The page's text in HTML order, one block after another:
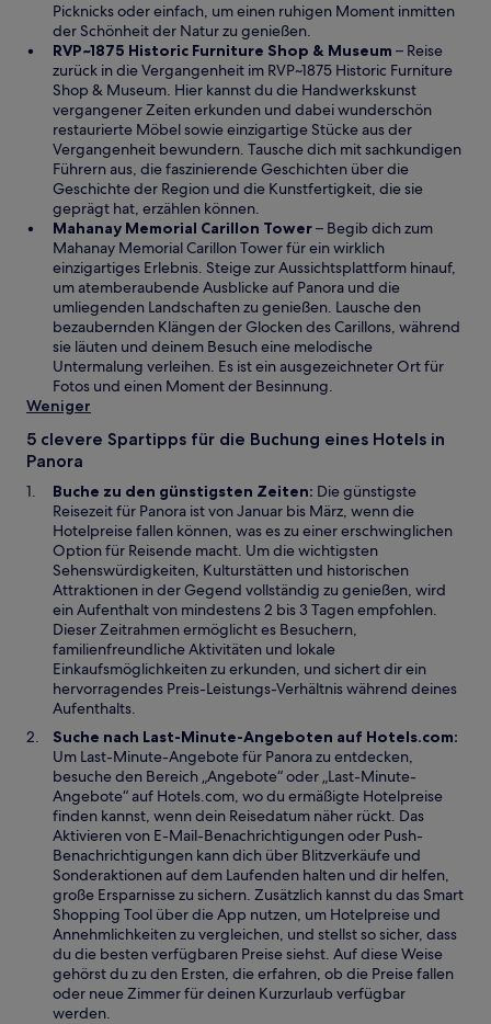
t
n
e
m
n
e
u
e
n
F
e
n
s
t
e
r
g
e
ö
f
e
Picknicks oder einfach, um einen ruhigen Moment inmitten
der Schönheit der Natur zu genießen.
RVP~1875 Historic Furniture Shop & Museum W
i
r
d
i
n
e
i
e
n
e
u
e
F
t
g
e
ö
f
n
e
– Reise
zurück in die Vergangenheit im RVP~1875 Historic Furniture
Shop & Museum. Hier kannst du die Handwerkskunst
vergangener Zeiten erkunden und dabei wunderschön
restaurierte Möbel sowie einzigartige Stücke aus der
Vergangenheit bewundern. Tausche dich mit sachkundigen
Führern aus, die faszinierende Geschichten über die
Geschichte der Region und die Kunstfertigkeit, die sie
geprägt hat, erzählen können.
Mahanay Memorial Carillon TowerW
i
r
d
i
n
e
i
n
n
u
e
n
F
e
n
s
t
e
r
g
e
f
f
n
e
t
– Begib dich zum
Mahanay Memorial Carillon Tower für ein wirklich
einzigartiges Erlebnis. Steige zur Aussichtsplattform hinauf,
um atemberaubende Ausblicke auf Panora und die
umliegenden Landschaften zu genießen. Lausche den
bezaubernden Klängen der Glocken des Carillons, während
sie läuten und deinem Besuch eine melodische
Untermalung verleihen. Es ist ein ausgezeichneter Ort für
Fotos und einen Moment der Besinnung.
Weniger
5 clevere Spartipps für die Buchung eines Hotels in
Panora
Buche zu den günstigsten Zeiten: Die günstigste
Reisezeit für Panora ist von Januar bis März, wenn die
Hotelpreise fallen können, was es zu einer erschwinglichen
Option für Reisende macht. Um die wichtigsten
Sehenswürdigkeiten, Kulturstätten und historischen
Attraktionen in der Gegend vollständig zu genießen, wird
ein Aufenthalt von mindestens 2 bis 3 Tagen empfohlen.
Dieser Zeitrahmen ermöglicht es Besuchern,
familienfreundliche Aktivitäten und lokale
Einkaufsmöglichkeiten zu erkunden, und sichert dir ein
hervorragendes Preis-Leistungs-Verhältnis während deines
Aufenthalts.
Suche nach Last-Minute-Angeboten auf Hotels.com:
Um Last-Minute-Angebote für Panora zu entdecken,
besuche den Bereich „Angebote“ oder „Last-Minute-
Angebote“ auf Hotels.com, wo du ermäßigte Hotelpreise
finden kannst, wenn dein Reisedatum näher rückt. Das
Aktivieren von E-Mail-Benachrichtigungen oder Push-
Benachrichtigungen kann dich über Blitzverkäufe und
Sonderaktionen auf dem Laufenden halten und dir helfen,
große Ersparnisse zu sichern. Zusätzlich kannst du das Smart
Shopping Tool über die App nutzen, um Hotelpreise und
Annehmlichkeiten zu vergleichen, und stellst so sicher, dass
du die besten verfügbaren Preise siehst. Auf diese Weise
gehörst du zu den Ersten, die erfahren, ob die Preise fallen
oder neue Zimmer für deinen Kurzurlaub verfügbar
werden.